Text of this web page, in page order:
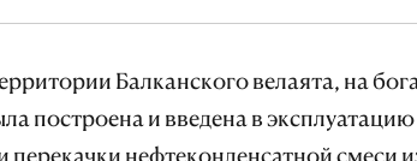
Балканского велаята, на
построена и введена в
перекачки нефтеконденсатной смеси